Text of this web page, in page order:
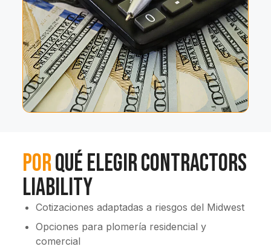
Porqué elegir Contractors
Liability
Cotizaciones adaptadas a riesgos del Midwest
Opciones para plomería residencial y
comercial